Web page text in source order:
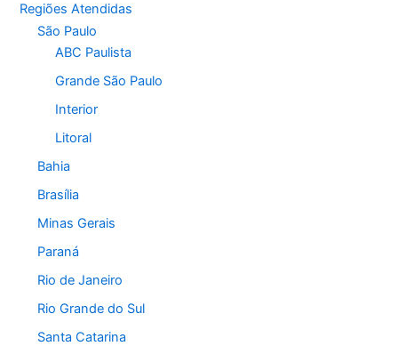
Regiões Atendidas
São Paulo
ABC Paulista
Grande São Paulo
Interior
Litoral
Bahia
Brasília
Minas Gerais
Paraná
Rio de Janeiro
Rio Grande do Sul
Santa Catarina